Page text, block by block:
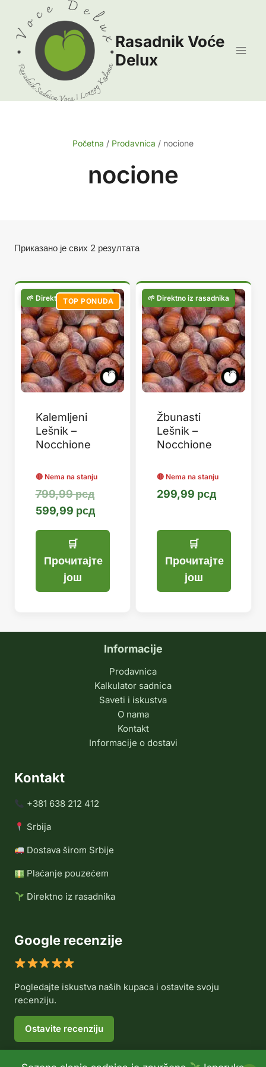
content
Rasadnik Voće
Delux
Početna / Prodavnica / nocione
nocione
Приказано је свих 2 резултатаСортирано
популарности
TOP PONUDA
Kalemljeni
Lešnik –
Nocchione
799,99рсдОригинална
цена
799,99 рсд.
599,99 рсдТренутна
599,99 рсд.
Прочитајте
још
Žbunasti
Lešnik –
Nocchione
299,99 рсд
Прочитајте
још
Informacije
Prodavnica
Kalkulator sadnica
Saveti i iskustva
O nama
Kontakt
Informacije o dostavi
Kontakt
+381 638 212 412
Srbija
Dostava širom Srbije
Plaćanje pouzećem
Direktno iz rasadnika
Google recenzije
Pogledajte iskustva naših kupaca i ostavite svoju
recenziju.
Ostavite recenziju